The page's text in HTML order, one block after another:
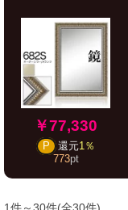
￥77,330
P 還元1％
773pt